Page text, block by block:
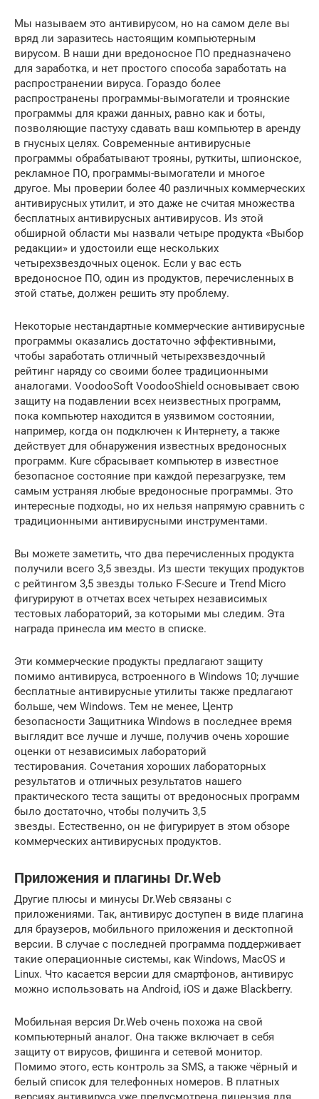
Мы называем это антивирусом, но на самом деле вы
вряд ли заразитесь настоящим компьютерным
вирусом. В наши дни вредоносное ПО предназначено
для заработка, и нет простого способа заработать на
распространении вируса. Гораздо более
распространены программы-вымогатели и троянские
программы для кражи данных, равно как и боты,
позволяющие пастуху сдавать ваш компьютер в аренду
в гнусных целях. Современные антивирусные
программы обрабатывают трояны, руткиты, шпионское,
рекламное ПО, программы-вымогатели и многое
другое. Мы проверии более 40 различных коммерческих
антивирусных утилит, и это даже не считая множества
бесплатных антивирусных антивирусов. Из этой
обширной области мы назвали четыре продукта «Выбор
редакции» и удостоили еще нескольких
четырехзвездочных оценок. Если у вас есть
вредоносное ПО, один из продуктов, перечисленных в
этой статье, должен решить эту проблему.
Некоторые нестандартные коммерческие антивирусные
программы оказались достаточно эффективными,
чтобы заработать отличный четырехзвездочный
рейтинг наряду со своими более традиционными
аналогами. VoodooSoft VoodooShield основывает свою
защиту на подавлении всех неизвестных программ,
пока компьютер находится в уязвимом состоянии,
например, когда он подключен к Интернету, а также
действует для обнаружения известных вредоносных
программ. Kure сбрасывает компьютер в известное
безопасное состояние при каждой перезагрузке, тем
самым устраняя любые вредоносные программы. Это
интересные подходы, но их нельзя напрямую сравнить с
традиционными антивирусными инструментами.
Вы можете заметить, что два перечисленных продукта
получили всего 3,5 звезды. Из шести текущих продуктов
с рейтингом 3,5 звезды только F-Secure и Trend Micro
фигурируют в отчетах всех четырех независимых
тестовых лабораторий, за которыми мы следим. Эта
награда принесла им место в списке.
Эти коммерческие продукты предлагают защиту
помимо антивируса, встроенного в Windows 10; лучшие
бесплатные антивирусные утилиты также предлагают
больше, чем Windows. Тем не менее, Центр
безопасности Защитника Windows в последнее время
выглядит все лучше и лучше, получив очень хорошие
оценки от независимых лабораторий
тестирования. Сочетания хороших лабораторных
результатов и отличных результатов нашего
практического теста защиты от вредоносных программ
было достаточно, чтобы получить 3,5
звезды. Естественно, он не фигурирует в этом обзоре
коммерческих антивирусных продуктов.
Приложения и плагины Dr.Web
Другие плюсы и минусы Dr.Web связаны с
приложениями. Так, антивирус доступен в виде плагина
для браузеров, мобильного приложения и десктопной
версии. В случае с последней программа поддерживает
такие операционные системы, как Windows, MacOS и
Linux. Что касается версии для смартфонов, антивирус
можно использовать на Android, iOS и даже Blackberry.
Мобильная версия Dr.Web очень похожа на свой
компьютерный аналог. Она также включает в себя
защиту от вирусов, фишинга и сетевой монитор.
Помимо этого, есть контроль за SMS, а также чёрный и
белый список для телефонных номеров. В платных